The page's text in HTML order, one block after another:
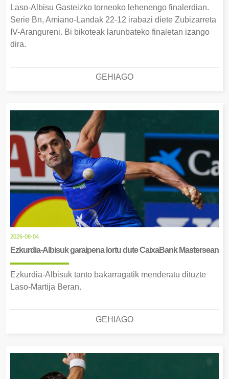
Laso-Albisu Gasteizko torneoko lehenengo finalerdian.
Serie Bn, Amiano-Landak 22-12 irabazi diete Zubizarreta
IV-Arangureni. Bi bikoteak larunbateko finaletan izango
dira.
GEHIAGO
2026-08-04
Ezkurdia-Albisuk garaipena lortu dute CaixaBank Mastersean
Ezkurdia-Albisuk tanto bakarragatik menderatu dituzte
Laso-Martija Beran.
GEHIAGO